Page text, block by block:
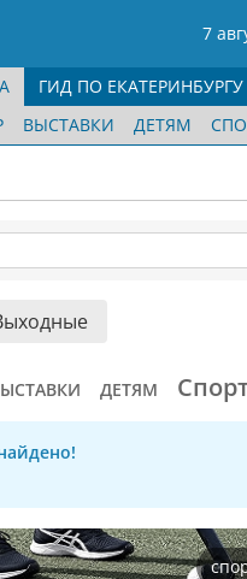
7
ВЫСТАВКИ ДЕТЯМ
ГИД ПО ЕКАТЕРИНБУРГУ
ДЕТЯМ